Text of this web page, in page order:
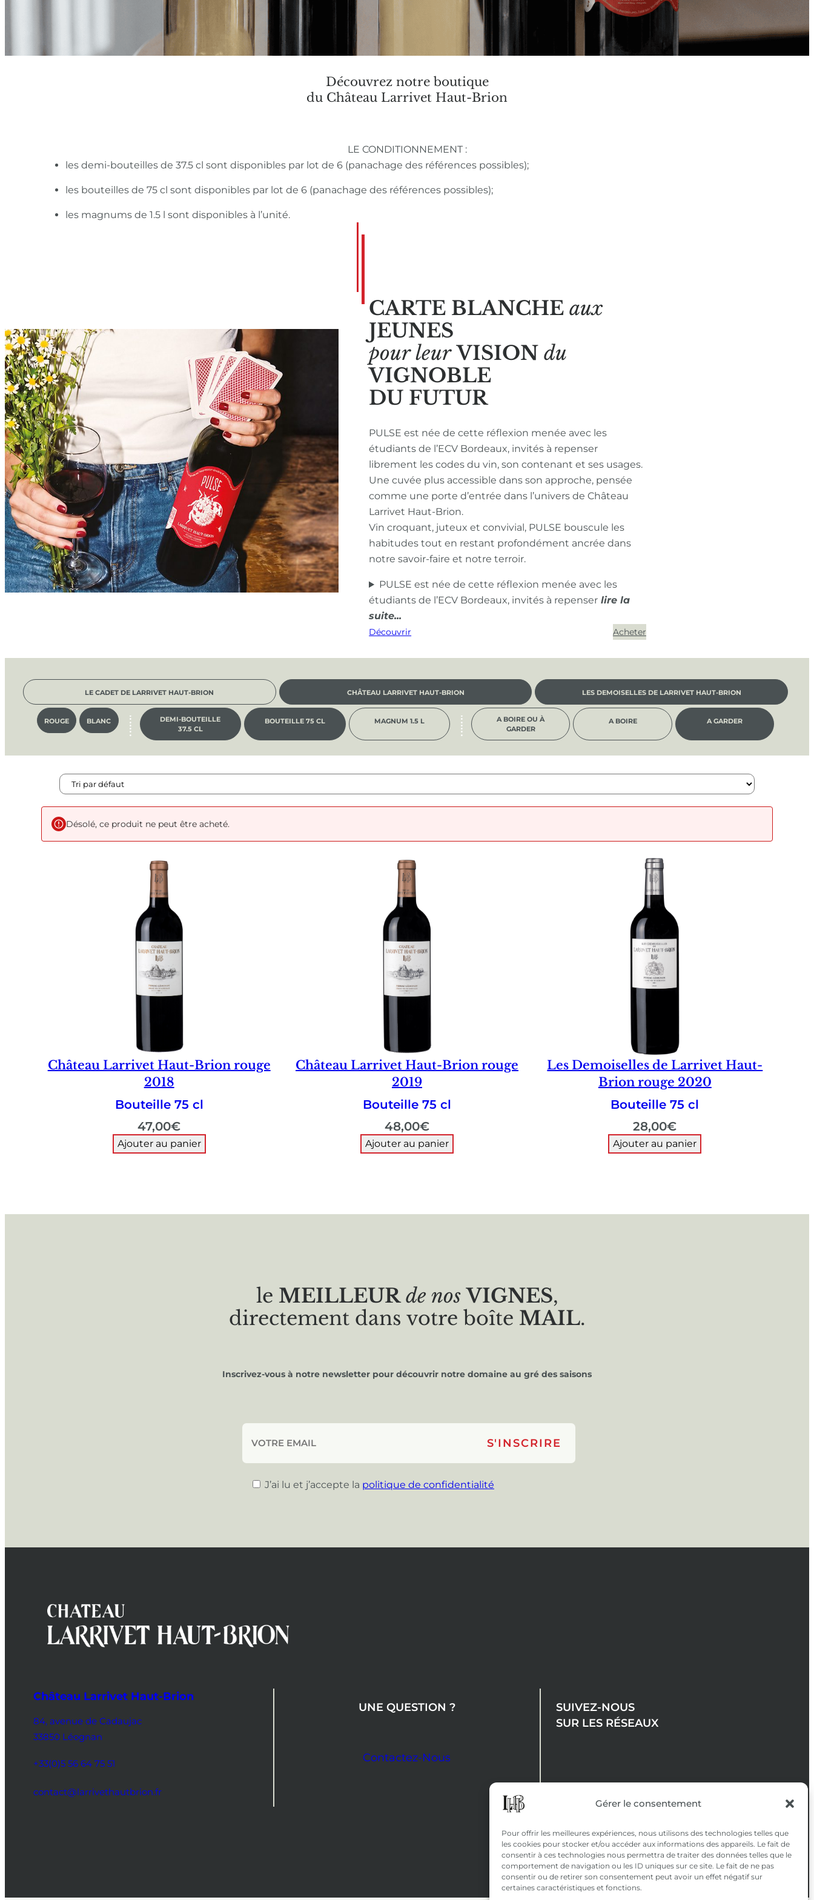
Gérer le consentement
Pour offrir les meilleures expériences, nous utilisons des technologies telles que
les cookies pour stocker et/ou accéder aux informations des appareils. Le fait de
consentir à ces technologies nous permettra de traiter des données telles que le
comportement de navigation ou les ID uniques sur ce site. Le fait de ne pas
consentir ou de retirer son consentement peut avoir un effet négatif sur
certaines caractéristiques et fonctions.
Découvrez notre boutique
du Château Larrivet Haut-Brion
LE CONDITIONNEMENT :
les demi-bouteilles de 37.5 cl sont disponibles par lot de 6 (panachage des références possibles);
les bouteilles de 75 cl sont disponibles par lot de 6 (panachage des références possibles);
les magnums de 1.5 l sont disponibles à l’unité.
CARTE BLANCHE aux
JEUNES
pour leur VISIONdu
VIGNOBLE
DU FUTUR
PULSE est née de cette réflexion menée avec les
étudiants de l’ECV Bordeaux, invités à repenser
librement les codes du vin, son contenant et ses usages.
Une cuvée plus accessible dans son approche, pensée
comme une porte d’entrée dans l’univers de Château
Larrivet Haut-Brion.
Vin croquant, juteux et convivial, PULSE bouscule les
habitudes tout en restant profondément ancrée dans
notre savoir-faire et notre terroir.
PULSE est née de cette réflexion menée avec les
étudiants de l’ECV Bordeaux, invités à repenser
Découvrir Acheter
LE CADET DE LARRIVET HAUT-BRION CHÂTEAU LARRIVET HAUT-BRION LES DEMOISELLES DE LARRIVET HAUT-BRION
ROUGE BLANC
DEMI-BOUTEILLE
37.5 CL
BOUTEILLE 75 CL MAGNUM 1.5 L
A BOIRE OU À
GARDER
A BOIRE A GARDER
Désolé, ce produit ne peut être acheté.
Château Larrivet Haut-Brion rouge
2018
Bouteille 75 cl
47,00€
Ajouter au panier
Château Larrivet Haut-Brion rouge
2019
Bouteille 75 cl
48,00€
Ajouter au panier
Les Demoiselles de Larrivet Haut-
Brion rouge 2020
Bouteille 75 cl
28,00€
Ajouter au panier
le MEILLEUR de nos VIGNES,
directement dans votre boîte MAIL.
Inscrivez-vous à notre newsletter pour découvrir notre domaine au gré des saisons
J’ai lu et j’accepte la politique de confidentialité
Château Larrivet Haut-Brion
84, avenue de Cadaujac
33850 Léognan
+33(0)5 56 64 75 51
contact@larrivethautbrion.fr
UNE QUESTION ?
Contactez-Nous
SUIVEZ-NOUS
SUR LES RÉSEAUX